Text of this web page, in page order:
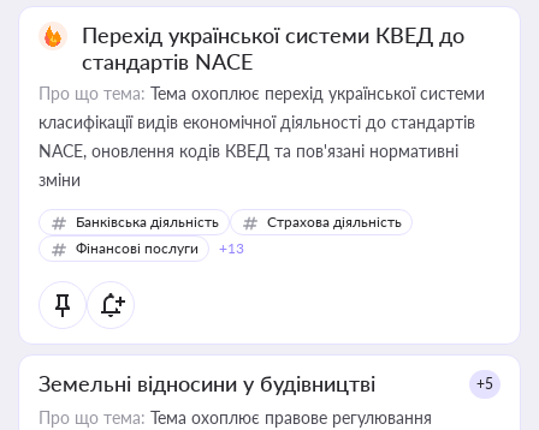
Перехід української системи КВЕД до
стандартів NACE
Про що тема: Тема охоплює перехід української системи
класифікації видів економічної діяльності до стандартів
NACE, оновлення кодів КВЕД та пов'язані нормативні
зміни
Банківська діяльність
Страхова діяльність
Фінансові послуги
+13
Земельні відносини у будівництві +5
Про що тема: Тема охоплює правове регулювання